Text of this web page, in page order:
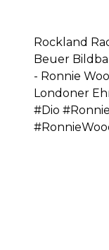
Rockland
Beuer
- Ronnie
Londoner
#Dio